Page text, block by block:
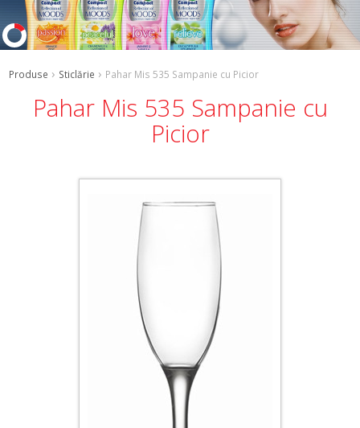
Produse Sticlărie Pahar Mis 535 Sampanie cu Picior
Pahar Mis 535 Sampanie cu
Picior